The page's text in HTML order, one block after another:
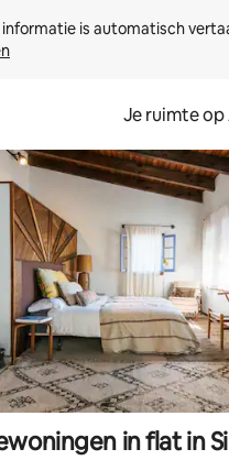
is automatisch
Je ruimte
in flat in